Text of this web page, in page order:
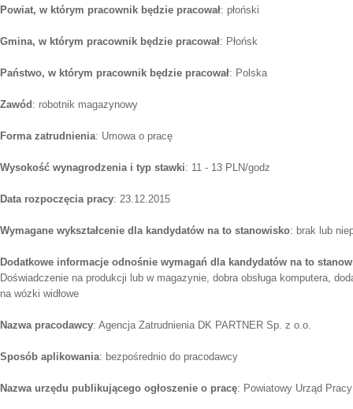
Powiat, w którym pracownik będzie pracował: płoński
Gmina, w którym pracownik będzie pracował: Płońsk
Państwo, w którym pracownik będzie pracował: Polska
Zawód : robotnik magazynowy
Forma zatrudnienia: Umowa o pracę
Wysokość wynagrodzenia i typ stawki: 11 - 13 PLN/godz
Data rozpoczęcia pracy: 23.12.2015
Wymagane wykształcenie dla kandydatów na to stanowisko: brak lub
Dodatkowe informacje odnośnie wymagań dla kandydatów na to
Doświadczenie na produkcji lub w magazynie, dobra obsługa komputera,
na wózki widłowe
Nazwa pracodawcy: Agencja Zatrudnienia DK PARTNER Sp. z o.o.
Sposób aplikowania: bezpośrednio do pracodawcy
Nazwa urzędu publikującego ogłoszenie o pracę: Powiatowy Urząd